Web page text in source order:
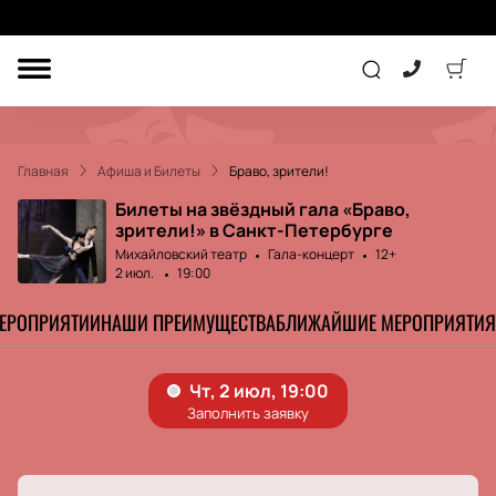
ДРУГОЕ
ПОДАРОЧНЫЕ
СЕРТИФИКАТЫ
Комедия
Главная Афиша и Билеты Браво, зрители!
Билеты на звёздный гала «Браво,
зрители!» в Санкт-Петербурге
Михайловский театр Гала-концерт
12+
2 июл.
19:00
НАШИ ПРЕИМУЩЕСТВАБЛИЖАЙШИЕ МЕРОПРИЯТИЯ